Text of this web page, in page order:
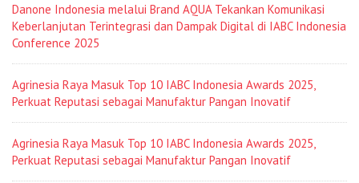
Danone Indonesia melalui Brand AQUA Tekankan Komunikasi
Keberlanjutan Terintegrasi dan Dampak Digital di IABC Indonesia
Conference 2025
Agrinesia Raya Masuk Top 10 IABC Indonesia Awards 2025,
Perkuat Reputasi sebagai Manufaktur Pangan Inovatif
Agrinesia Raya Masuk Top 10 IABC Indonesia Awards 2025,
Perkuat Reputasi sebagai Manufaktur Pangan Inovatif